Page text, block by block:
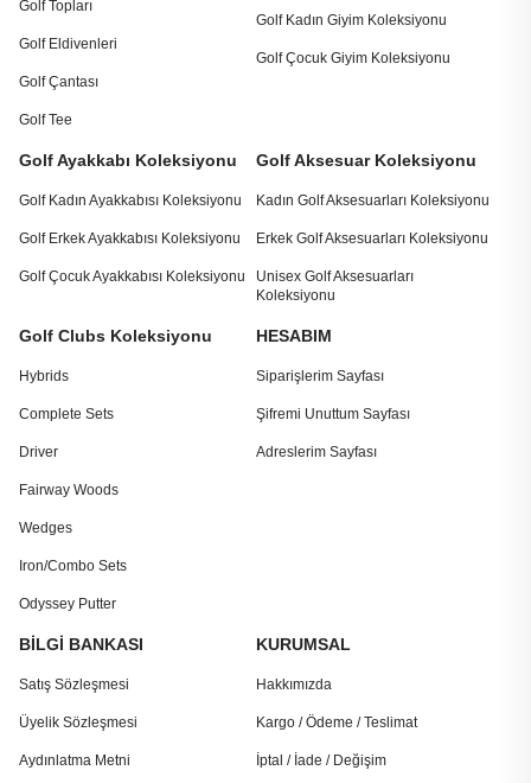
Golf Topları
Golf Eldivenleri
Golf Çantası
Golf Tee
Golf Kadın Giyim Koleksiyonu
Golf Çocuk Giyim Koleksiyonu
Golf Ayakkabı Koleksiyonu
Golf Kadın Ayakkabısı Koleksiyonu
Golf Erkek Ayakkabısı Koleksiyonu
Golf Çocuk Ayakkabısı Koleksiyonu
Golf Aksesuar Koleksiyonu
Kadın Golf Aksesuarları Koleksiyonu
Erkek Golf Aksesuarları Koleksiyonu
Unisex Golf Aksesuarları
Koleksiyonu
Golf Clubs Koleksiyonu
Hybrids
Complete Sets
Driver
Fairway Woods
Wedges
Iron/Combo Sets
Odyssey Putter
HESABIM
Siparişlerim Sayfası
Şifremi Unuttum Sayfası
Adreslerim Sayfası
BİLGİ BANKASI
Satış Sözleşmesi
Üyelik Sözleşmesi
Aydınlatma Metni
KURUMSAL
Hakkımızda
Kargo / Ödeme / Teslimat
İptal / İade / Değişim